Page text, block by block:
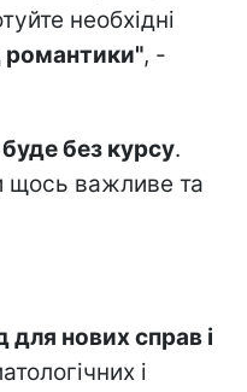
необхідні
романтики", -
без курсу.
щось важливе та
для нових справ і
і